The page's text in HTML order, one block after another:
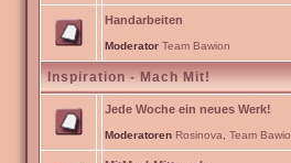
Handarbeiten
Moderator Team Bawion
Inspiration - Mach Mit!
Jede Woche ein neues Werk!
Moderatoren Rosinova Team